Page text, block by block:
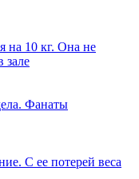
на 10 кг. Она не
зале
Фанаты
С ее потерей веса